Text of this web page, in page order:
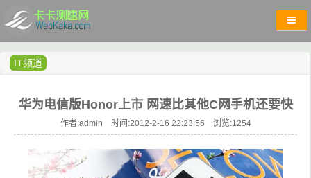
IT频道
华为电信版Honor上市 网速比其他C网手机还要快
作者:admin 时间:2012-2-16 22:23:56 浏览:1254